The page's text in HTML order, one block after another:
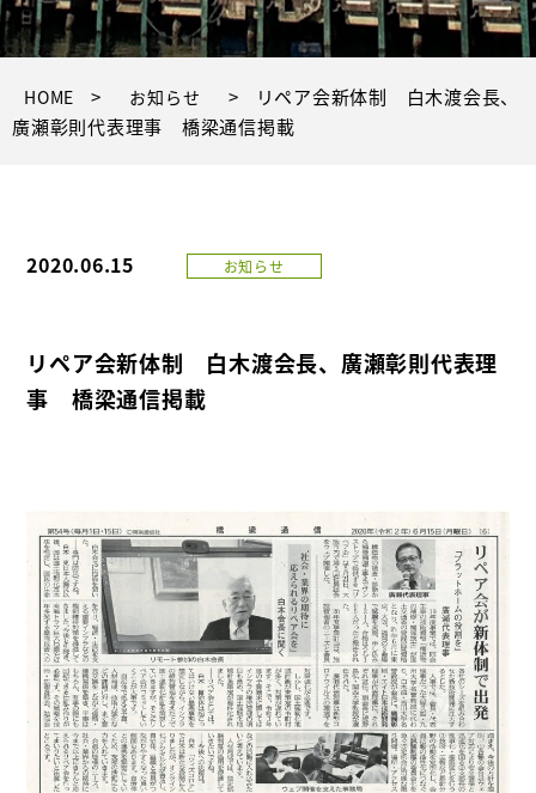
HOME > お知らせ >
リペア会新体制 白木渡会長、
廣瀬彰則代表理事 橋梁通信掲載
2020.06.15 お知らせ
リペア会新体制 白木渡会長、廣瀬彰則代表理
事 橋梁通信掲載